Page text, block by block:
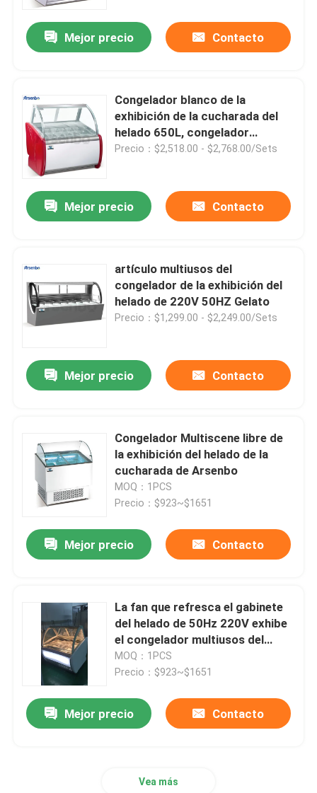
Inicio
Contactos
Refrigerador comercial de la exhibición
Refrigerador comercial de la bebida
Refrigerador comercial del supermercado
Refrigerador comercial del restaurante
refrigerador de la exhibición de la torta
Mejor precio Contacto
Congelador blanco de la
exhibición de la cucharada del
helado 650L, congelador
comercial libre de Gelato
Precio：$2,518.00 - $2,768.00/Sets
Mejor precio Contacto
artículo multiusos del
congelador de la exhibición del
helado de 220V 50HZ Gelato
Precio：$1,299.00 - $2,249.00/Sets
Mejor precio Contacto
Congelador Multiscene libre de
la exhibición del helado de la
cucharada de Arsenbo
MOQ：1PCS
Precio：$923~$1651
Mejor precio Contacto
La fan que refresca el gabinete
del helado de 50Hz 220V exhibe
el congelador multiusos del
escaparate de Gelato
MOQ：1PCS
Precio：$923~$1651
Mejor precio Contacto
Vea más